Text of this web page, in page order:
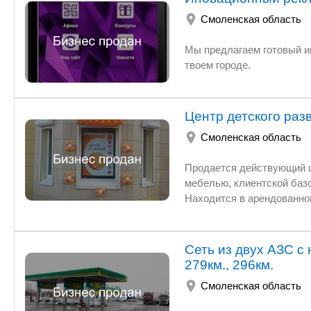
участке еще много
покупателя. При возникновении дополнительных вопросов - просьба звонить по телефону,
Смоленская область
Мы предлагаем готовый интернет сайт и готовое
твоем городе.
Центр детского
Смоленская область
Продается действующий центр детского развития
мебелью, клиентской базой, сайтом, группами соц.сетях, персоналом?
Находится в
Сеть из двух АЗС
279км., 296км.
Смоленская область